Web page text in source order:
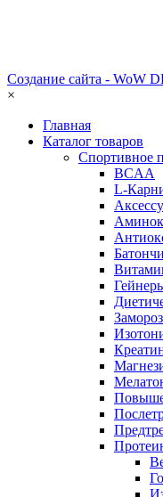
Создание сайта - WoW
×
Главная
Каталог товаров
Спортивное
BCAA
L-